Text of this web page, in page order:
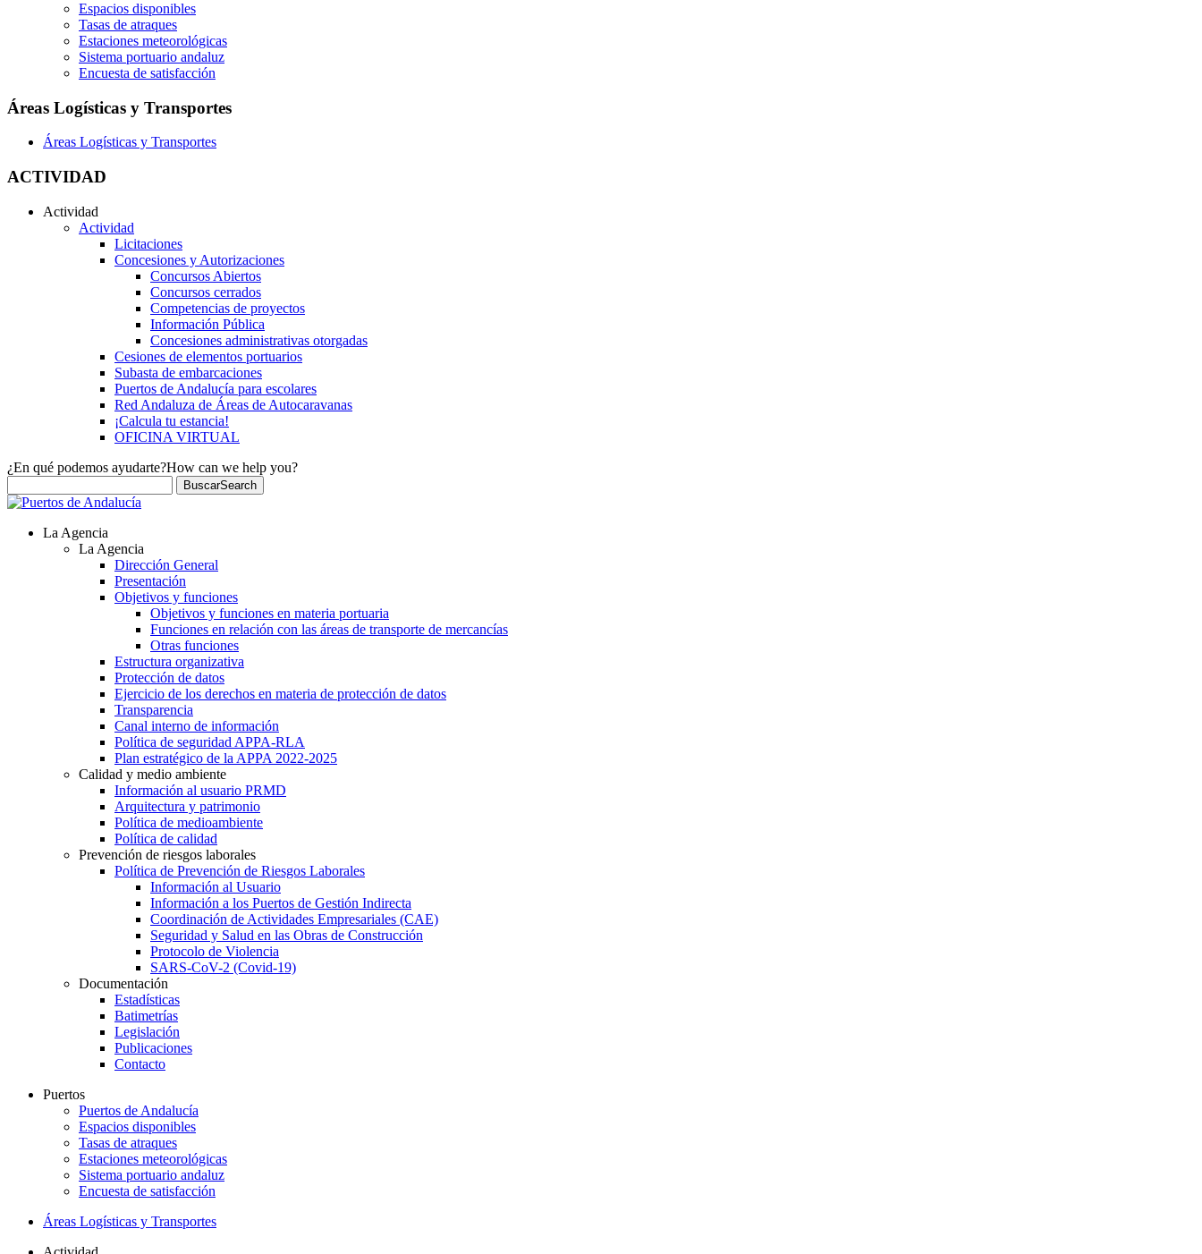
Espacios disponibles
Tasas de atraques
Estaciones meteorológicas
Sistema portuario andaluz
Encuesta de satisfacción
Áreas Logísticas y Transportes
Áreas Logísticas y Transportes
ACTIVIDAD
Actividad
Actividad
Licitaciones
Concesiones y Autorizaciones
Concursos Abiertos
Concursos cerrados
Competencias de proyectos
Información Pública
Concesiones administrativas otorgadas
Cesiones de elementos portuarios
Subasta de embarcaciones
Puertos de Andalucía para escolares
Red Andaluza de Áreas de Autocaravanas
¡Calcula tu estancia!
OFICINA VIRTUAL
¿En qué podemos ayudarte?How can we help you?
BuscarSearch
La Agencia
La Agencia
Dirección General
Presentación
Objetivos y funciones
Objetivos y funciones en materia portuaria
Funciones en relación con las áreas de transporte de mercancías
Otras funciones
Estructura organizativa
Protección de datos
Ejercicio de los derechos en materia de protección de datos
Transparencia
Canal interno de información
Política de seguridad APPA-RLA
Plan estratégico de la APPA 2022-2025
Calidad y medio ambiente
Información al usuario PRMD
Arquitectura y patrimonio
Política de medioambiente
Política de calidad
Prevención de riesgos laborales
Política de Prevención de Riesgos Laborales
Información al Usuario
Información a los Puertos de Gestión Indirecta
Coordinación de Actividades Empresariales (CAE)
Seguridad y Salud en las Obras de Construcción
Protocolo de Violencia
SARS-CoV-2 (Covid-19)
Documentación
Estadísticas
Batimetrías
Legislación
Publicaciones
Contacto
Puertos
Puertos de Andalucía
Espacios disponibles
Tasas de atraques
Estaciones meteorológicas
Sistema portuario andaluz
Encuesta de satisfacción
Áreas Logísticas y Transportes